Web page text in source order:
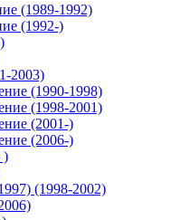
(1989-1992)
(1992-)
2003)
(1990-1998)
(1998-2001)
(2001-)
(2006-)
)
(1998-2002)